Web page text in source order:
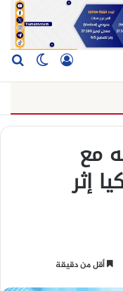
تسجيل
مع
إثر
أقل من دقيقة